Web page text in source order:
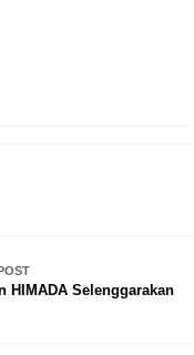
HIMADA Selenggarakan